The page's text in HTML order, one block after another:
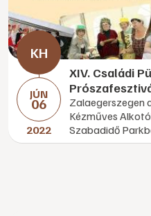
JÚN
06
2022
XIV. Családi
Zalaegerszegen
Kézműves
Szabadidő